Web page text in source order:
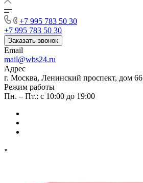
+7 995 783 50 30
+7 995 783 50 30
Заказать звонок
Email
mail@wbs24.ru
Адрес
г. Москва, Ленинский проспект, дом 66
Режим работы
Пн. – Пт.: с 10:00 до 19:00